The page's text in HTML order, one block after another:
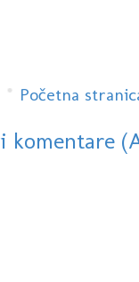
Početna
komentare